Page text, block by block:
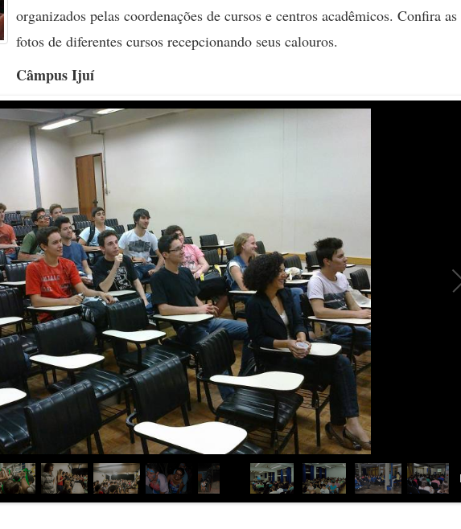
organizados pelas coordenações de cursos e centros acadêmicos. Confira as
fotos de diferentes cursos recepcionando seus calouros.
Câmpus Ijuí